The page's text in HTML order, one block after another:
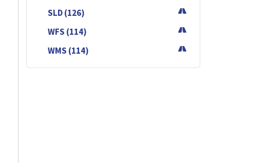
SLD (126)
WFS (114)
WMS (114)